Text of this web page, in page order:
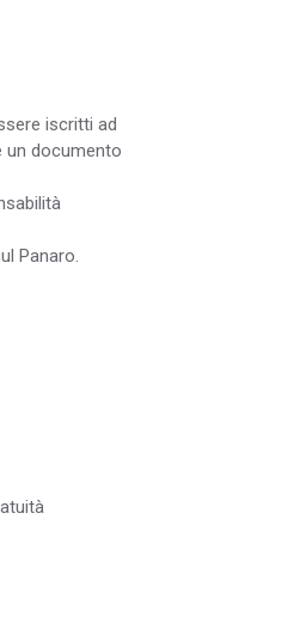
iscritti ad
un documento
Panaro.